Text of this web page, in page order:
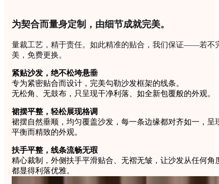
为契合而量身定制，由细节成就完美。
量裁工艺，精于责任。如此精准的贴合，我们保证——若不
美，免费更换。
紧贴沙发，绝不松垮悬垂
专为紧密贴合而设计，完美勾勒沙发框架的线条。
无松角、无鼓布，只呈现干净利落、如全新包覆般的外观。
裙摆平整，轻松展现格调
裙摆自然垂顺，均匀覆盖沙发，每一条边缘都对齐如一，呈
平衡而精致的外观。
扶手平整，线条流畅无瑕
精心裁制，外侧扶手平滑贴合、无褶无皱，让沙发从任何角
都显得利落优雅。